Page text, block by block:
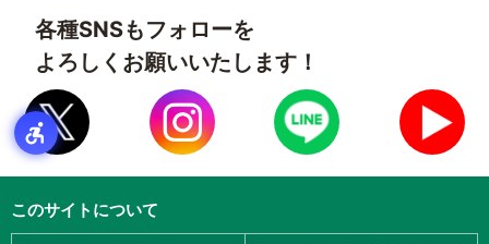
各種SNSもフォローを
よろしくお願いいたします！
このサイトについて